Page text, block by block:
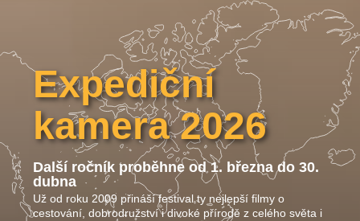
Expediční
kamera 2026
Další ročník proběhne od 1. března do 30.
dubna
Už od roku 2009 přináší festival ty nejlepší filmy o
cestování, dobrodružství i divoké přírodě z celého světa i